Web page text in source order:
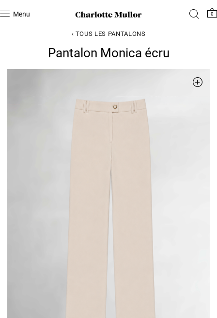
Menu 0
‹ TOUS LES PANTALONS
Pantalon Monica écru